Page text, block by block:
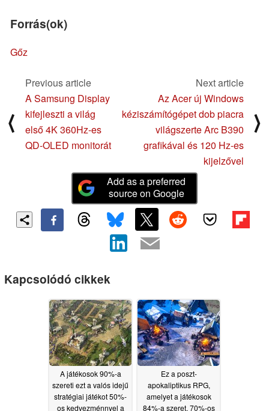
Forrás(ok)
Gőz
⟨
Previous article
A Samsung Display
kifejleszti a világ
első 4K 360Hz-es
QD-OLED monitorát
Next article
Az Acer új Windows
kéziszámítógépet dob piacra
világszerte Arc B390
grafikával és 120 Hz-es
kijelzővel
⟩
Add as a preferred
source on Google
Kapcsolódó cikkek
A játékosok 90%-a
szereti ezt a valós idejű
stratégiai játékot 50%-
os kedvezménnyel a
Ez a poszt-
apokaliptikus RPG,
amelyet a játékosok
84%-a szeret, 70%-os